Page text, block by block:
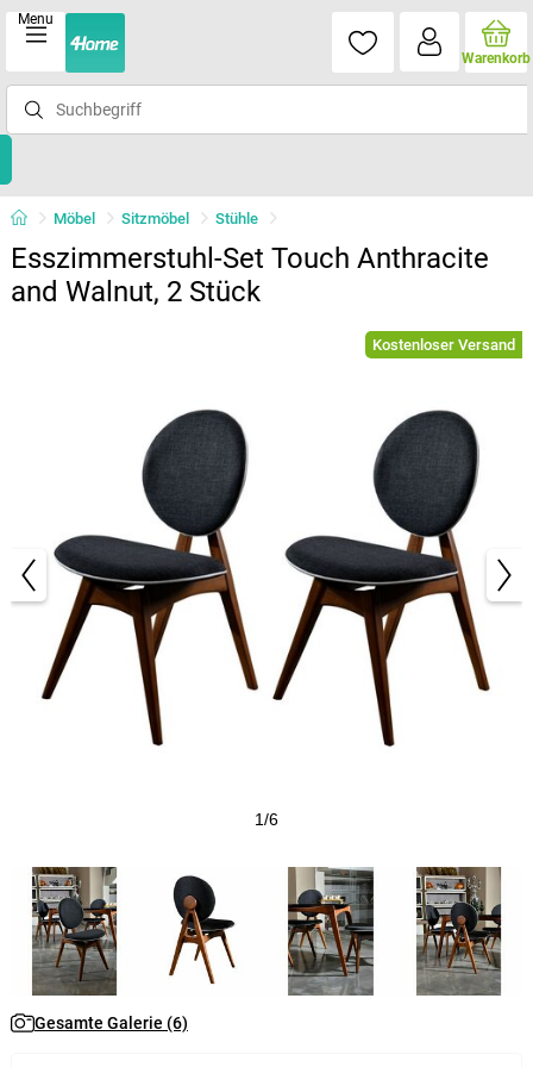
Menu
Warenkorb
Möbel Sitzmöbel Stühle
Esszimmerstuhl-Set Touch Anthracite
and Walnut, 2 Stück
Kostenloser Versand
1/6
Gesamte Galerie (6)